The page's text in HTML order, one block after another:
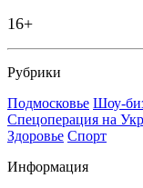
16+
Рубрики
Подмосковье Шоу-
Спецоперация на
Здоровье Спорт
Информация